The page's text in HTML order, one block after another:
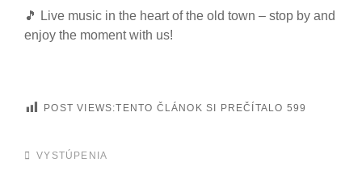
🎵 Live music in the heart of the old town – stop by and
enjoy the moment with us!
POST VIEWS:TENTO ČLÁNOK SI PREČÍTALO 599
CATEGORIES
VYSTÚPENIA